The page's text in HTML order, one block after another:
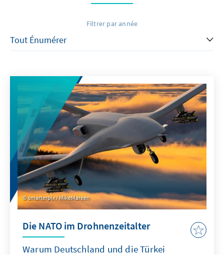
Filtrer par année
smarterpix / MikeMareen
Die NATO im Drohnenzeitalter
Warum Deutschland und die Türkei